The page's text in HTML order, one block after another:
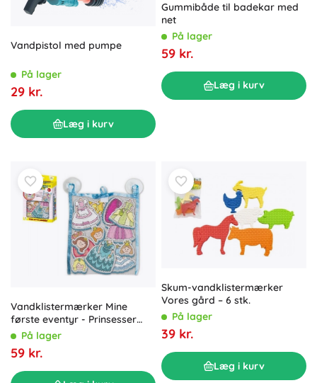
Vandpistol med pumpe
På lager
29 kr.
Læg i kurv
Gummibåde til badekar med
net
På lager
59 kr.
Læg i kurv
Vandklistermærker Mine
første eventyr - Prinsesser
skummende sæt med net
På lager
59 kr.
Skum-vandklistermærker
Vores gård – 6 stk.
På lager
39 kr.
Læg i kurv